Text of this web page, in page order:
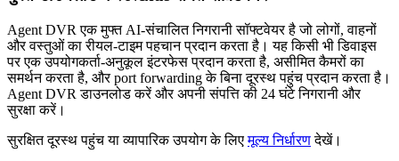
Agent DVR एक मुफ्त AI-संचालित निगरानी सॉफ्टवेयर है जो लोगों, वाहनों
और वस्तुओं का रीयल-टाइम पहचान प्रदान करता है। यह किसी भी डिवाइस
पर एक उपयोगकर्ता-अनुकूल इंटरफेस प्रदान करता है, असीमित कैमरों का
समर्थन करता है, और port forwarding के बिना दूरस्थ पहुंच प्रदान करता है।
Agent DVR डाउनलोड करें और अपनी संपत्ति की 24 घंटे निगरानी और
सुरक्षा करें।
सुरक्षित दूरस्थ पहुंच या व्यापारिक उपयोग के लिएमूल्य निर्धारणदेखें।